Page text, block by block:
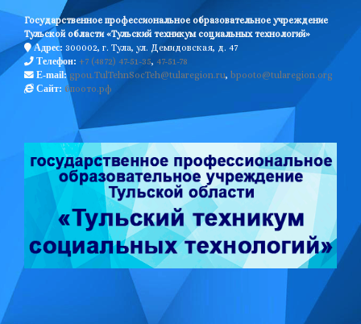
Государственное профессиональное образовательное учреждение
Тульской области «Тульский техникум социальных технологий»
Адрес: 300002, г. Тула, ул. Демидовская, д. 47
Телефон: +7 (4872) 47-51-35, 47-51-78
E-mail: gpou.TulTehnSocTeh@tularegion.ru, bpooto@tularegion.org
Сайт: бпоото.рф